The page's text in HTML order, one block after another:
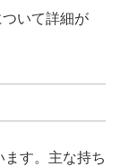
ついて詳細が
す。主な持ち